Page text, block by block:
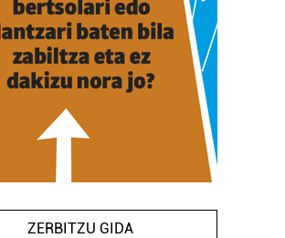
ZERBITZU GIDA